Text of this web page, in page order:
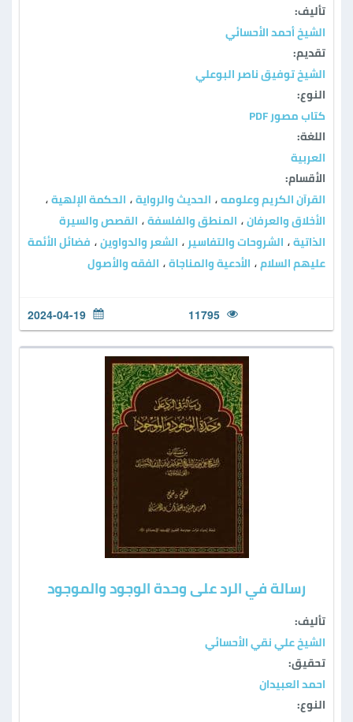
تأليف:
الشيخ أحمد الأحسائي
تقديم:
الشيخ توفيق ناصر البوعلي
النوع:
كتاب مصور PDF
اللغة:
العربية
الأقسام:
القرآن الكريم وعلومه ، الحديث والرواية ، الحكمة الإلهية ،
الأخلاق والعرفان ، المنطق والفلسفة ، القصص والسيرة
الذاتية ، الشروحات والتفاسير ، الشعر والدواوين ، فضائل الأئمة
عليهم السلام ، الأدعية والمناجاة ، الفقه والأصول
11795
2024-04-19
رسالة في الرد علی وحدة الوجود والموجود
تأليف:
الشيخ علي نقي الأحسائي
تحقيق:
احمد العبيدان
النوع: